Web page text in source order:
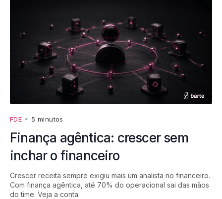
FDE • 5 minutos
Finança agêntica: crescer sem
inchar o financeiro
Crescer receita sempre exigiu mais um analista no financeiro.
Com finança agêntica, até 70% do operacional sai das mãos
do time. Veja a conta.